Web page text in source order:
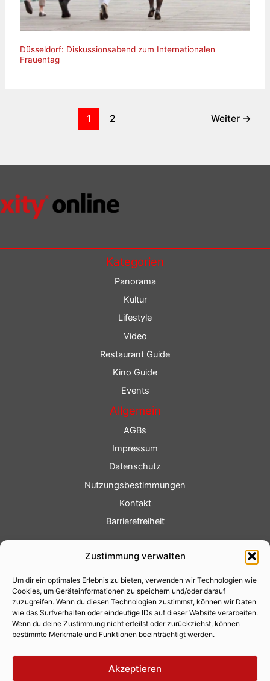
Zustimmung verwalten
Um dir ein optimales Erlebnis zu bieten, verwenden wir Technologien wie
Cookies, um Geräteinformationen zu speichern und/oder darauf
zuzugreifen. Wenn du diesen Technologien zustimmst, können wir Daten
wie das Surfverhalten oder eindeutige IDs auf dieser Website verarbeiten.
Wenn du deine Zustimmung nicht erteilst oder zurückziehst, können
bestimmte Merkmale und Funktionen beeinträchtigt werden.
Akzeptieren
Düsseldorf: Diskussionsabend zum Internationalen
Frauentag
1 2 Weiter →
Kategorien
Panorama
Kultur
Lifestyle
Video
Restaurant Guide
Kino Guide
Events
Allgemein
AGBs
Impressum
Datenschutz
Nutzungsbestimmungen
Kontakt
Barrierefreiheit
Fotoservice
Videoservice
Werbung
Contenterstellung
Lokalnachrichten
Lokalfernsehen
Eventkalender